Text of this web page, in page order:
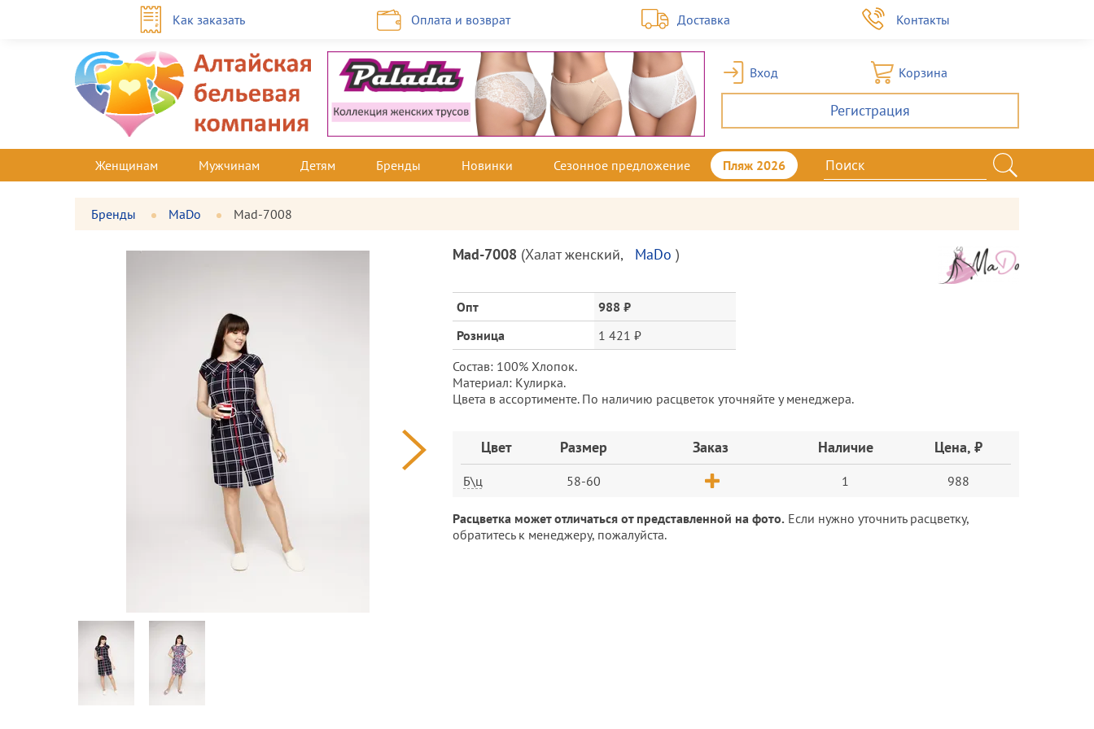
Как заказать Оплата и возврат Доставка Контакты
Вход Корзина
Регистрация
Женщинам Мужчинам Детям Бренды Новинки Сезонное предложение Пляж 2026
Бренды MaDo Mad-7008
Фотографии
Большая
Описание
и
цена
Mad-7008 (Халат женский, MaDo )
Опт
988 ₽
Розница
1 421 ₽
Состав: 100% Хлопок.
Материал: Кулирка.
Цвета в ассортименте. По наличию расцветок уточняйте у менеджера.
Заказ
Цвет Размер Заказ Наличие Цена, ₽
Б\ц 58-60 1 988
Расцветка может отличаться от представленной на фото. Если нужно уточнить расцветку,
обратитесь к менеджеру, пожалуйста.